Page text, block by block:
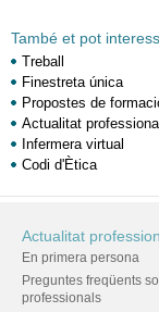
També et pot
Treball
Finestreta única
Propostes de
Actualitat professional
Infermera virtual
Codi d'Ètica
Actualitat
En primera persona
Preguntes freqüents
professionals